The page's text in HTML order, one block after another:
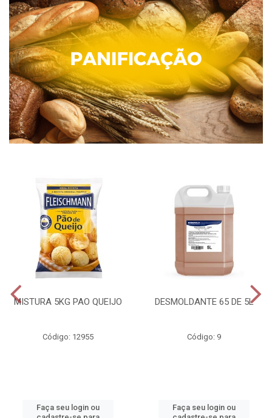
MISTURA 5KG PAO QUEIJO
Código: 12955
Faça seu login ou
DESMOLDANTE 65 DE 5L
Código: 9
Faça seu login ou